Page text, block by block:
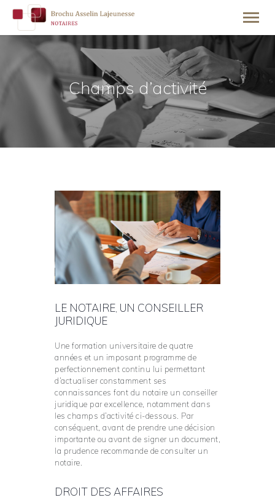
Champs d’activité
ACCUEIL
HISTORIQUE
NOTRE ÉQUIPE
NOS SERVICES
NOUS JOINDRE
LE NOTAIRE, UN CONSEILLER
JURIDIQUE
Une formation universitaire de quatre
années et un imposant programme de
perfectionnement continu lui permettant
d’actualiser constamment ses
connaissances font du notaire un conseiller
juridique par excellence, notamment dans
les champs d’activité ci-dessous. Par
conséquent, avant de prendre une décision
importante ou avant de signer un document,
la prudence recommande de consulter un
notaire.
DROIT DES AFFAIRES